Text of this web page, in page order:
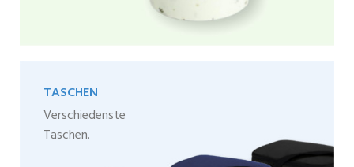
TASCHEN
Verschiedenste
Taschen.